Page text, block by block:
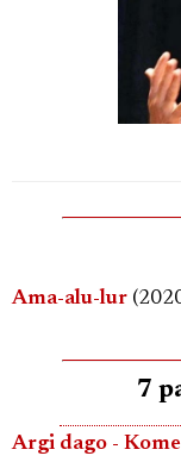
Ama-alu-lur
7
Argi dago -